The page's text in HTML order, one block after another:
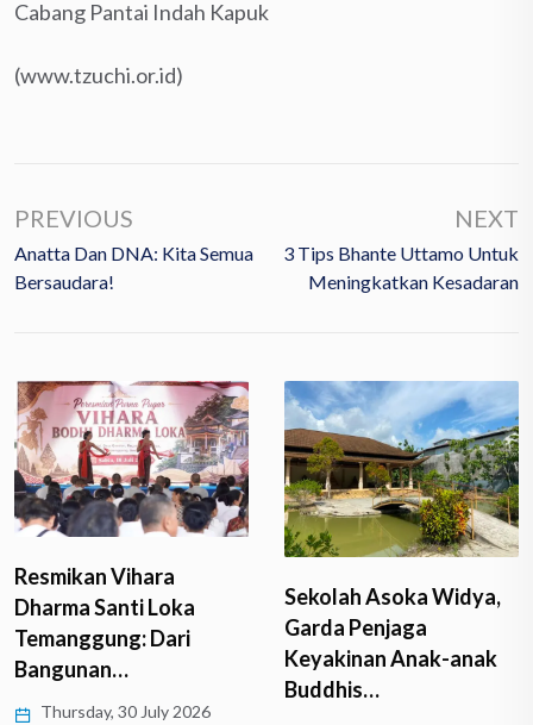
Cabang Pantai Indah Kapuk
(www.tzuchi.or.id)
PREVIOUS
Anatta Dan DNA: Kita Semua
Bersaudara!
NEXT
3 Tips Bhante Uttamo Untuk
Meningkatkan Kesadaran
Resmikan Vihara
Dharma Santi Loka
Temanggung: Dari
Bangunan…
Thursday, 30 July 2026
Sekolah Asoka Widya,
Garda Penjaga
Keyakinan Anak-anak
Buddhis…